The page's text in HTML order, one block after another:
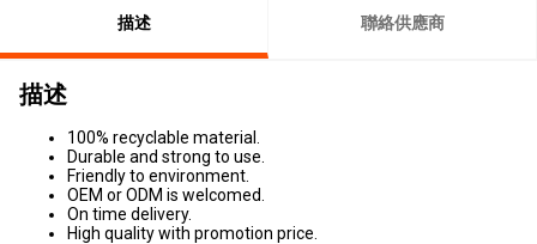
描述 聯絡供應商
描述
100% recyclable material.
Durable and strong to use.
Friendly to environment.
OEM or ODM is welcomed.
On time delivery.
High quality with promotion price.